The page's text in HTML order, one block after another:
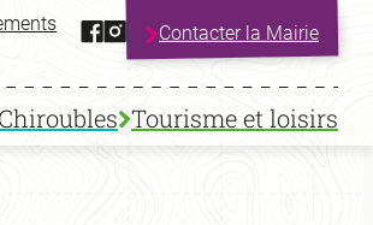
Facebook
Instagram
Contacter la Mairie
Tourisme et loisirs